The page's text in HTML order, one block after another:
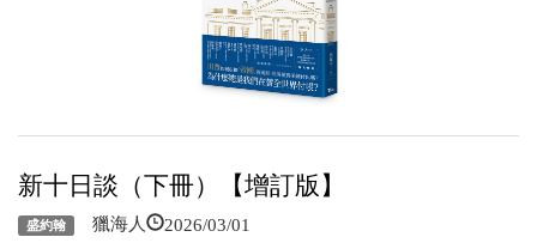
新十日談（下冊）【增訂版】
盛約翰 獵海人 2026/03/01